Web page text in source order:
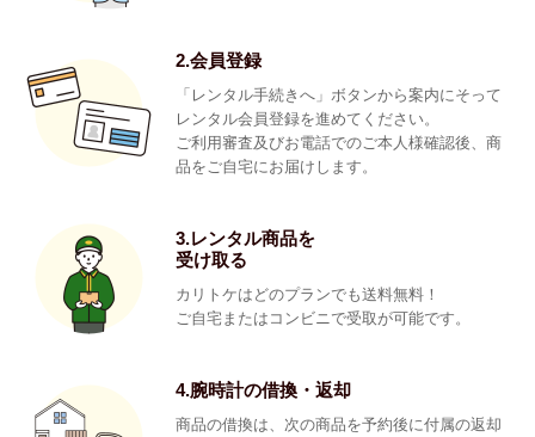
2.会員登録
「レンタル手続きへ」ボタンから案内にそって
レンタル会員登録を進めてください。
ご利用審査及びお電話でのご本人様確認後、商
品をご自宅にお届けします。
3.レンタル商品を
受け取る
カリトケはどのプランでも送料無料！
ご自宅またはコンビニで受取が可能です。
4.腕時計の借換・返却
商品の借換は、次の商品を予約後に付属の返却